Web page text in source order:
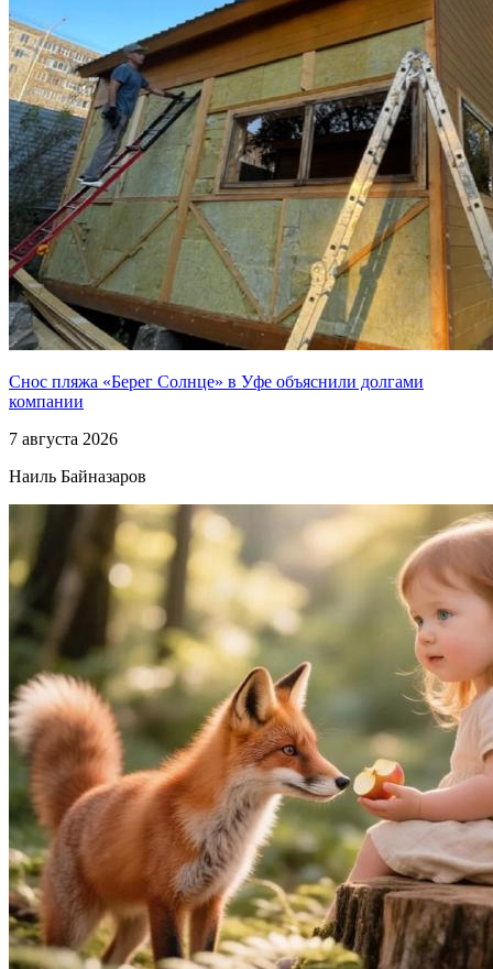
Снос пляжа «Берег Солнце» в Уфе объяснили долгами
компании
7 августа 2026
Наиль Байназаров